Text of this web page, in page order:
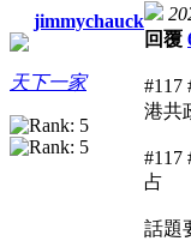
jimmychauck
天下一家
回覆
#117
港共
#117
占
話題